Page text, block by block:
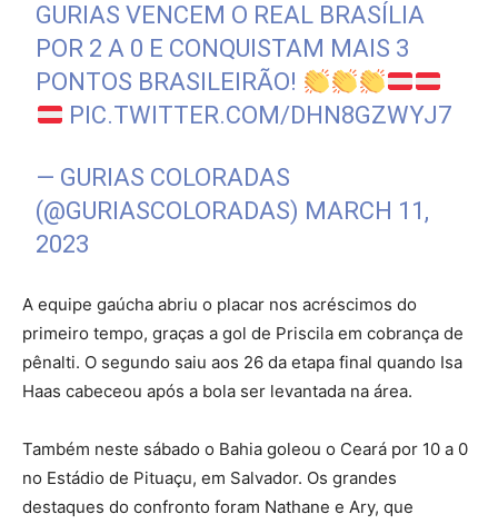
GURIAS VENCEM O REAL BRASÍLIA
POR 2 A 0 E CONQUISTAM MAIS 3
PONTOS BRASILEIRÃO!
PIC.TWITTER.COM/DHN8GZWYJ7
— GURIAS COLORADAS
(@GURIASCOLORADAS) MARCH 11,
2023
A equipe gaúcha abriu o placar nos acréscimos do
primeiro tempo, graças a gol de Priscila em cobrança de
pênalti. O segundo saiu aos 26 da etapa final quando Isa
Haas cabeceou após a bola ser levantada na área.
Também neste sábado o Bahia goleou o Ceará por 10 a 0
no Estádio de Pituaçu, em Salvador. Os grandes
destaques do confronto foram Nathane e Ary, que